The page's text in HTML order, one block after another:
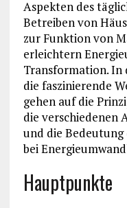
Aspekten des
Betreiben von
zur Funktion von
erleichtern
Transformation. In
die faszinierende
gehen auf die
die verschiedenen
und die
bei
Hauptpunkte